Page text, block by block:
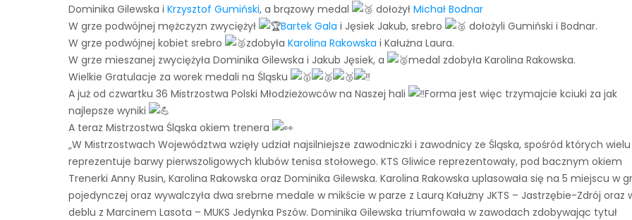
Dominika Gilewska i Krzysztof Gumiński, a brązowy medal dołożył Michał Bodnar
W grze podwójnej mężczyzn zwyciężył
Bartek Gala i Jęsiek Jakub, srebro
dołożyli Gumiński i Bodnar.
W grze podwójnej kobiet srebro
zdobyła Karolina Rakowska i Kałużna Laura.
W grze mieszanej zwyciężyła Dominika Gilewska i Jakub Jęsiek, a
medal zdobyła Karolina Rakowska.
Wielkie Gratulacje za worek medali na Śląsku
A już od czwartku 36 Mistrzostwa Polski Młodzieżowców na Naszej hali
Forma jest więc trzymajcie kciuki za jak
najlepsze wyniki
A teraz Mistrzostwa Śląska okiem trenera
„W Mistrzostwach Województwa wzięły udział najsilniejsze zawodniczki i zawodnicy ze Śląska, spośród których wielu
reprezentuje barwy pierwszoligowych klubów tenisa stołowego. KTS Gliwice reprezentowały, pod bacznym okiem
Trenerki Anny Rusin, Karolina Rakowska oraz Dominika Gilewska. Karolina Rakowska uplasowała się na 5 miejscu w
pojedynczej oraz wywalczyła dwa srebrne medale w mikście w parze z Laurą Kałużny JKTS – Jastrzębie-Zdrój oraz
deblu z Marcinem Lasota – MUKS Jedynka Pszów. Dominika Gilewska triumfowała w zawodach zdobywając tytuł